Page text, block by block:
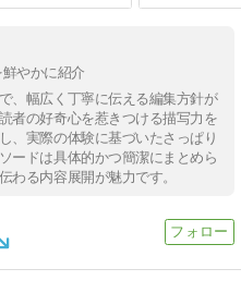
やかに紹介
、幅広く丁寧に伝える編集方針が
者の好奇心を惹きつける描写力を
、実際の体験に基づいたさっぱり
ードは具体的かつ簡潔にまとめら
わる内容展開が魅力です。